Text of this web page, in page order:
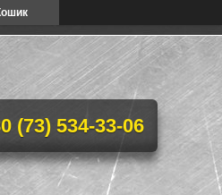
(73) 534-33-06